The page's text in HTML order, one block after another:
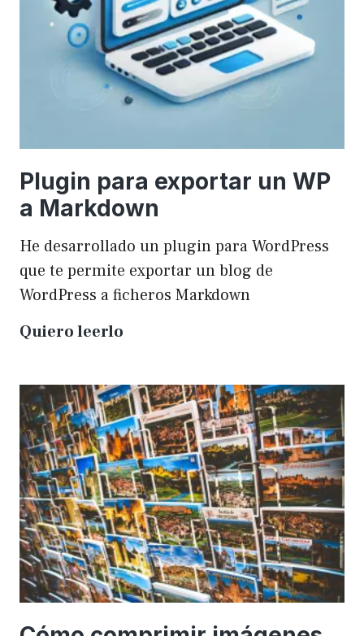
Plugin para exportar un WP
a Markdown
He desarrollado un plugin para WordPress
que te permite exportar un blog de
WordPress a ficheros Markdown
Quiero leerlo
exportar
un
WP
a
Markdown